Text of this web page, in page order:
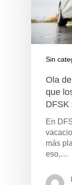
Sin
Ola
que
DFSK
En
más
eso,…